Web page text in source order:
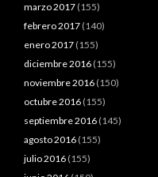
marzo 2017 (155)
febrero 2017 (140)
enero 2017 (155)
diciembre 2016 (155)
noviembre 2016 (150)
octubre 2016 (155)
septiembre 2016 (145)
agosto 2016 (155)
julio 2016 (155)